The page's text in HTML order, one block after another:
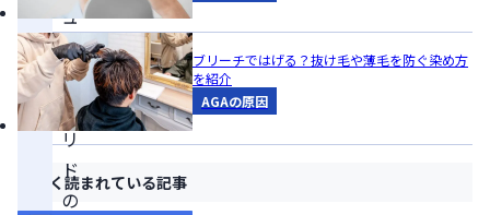
ュ
タ
ス
テ
リ
ド
の
ブリーチではげる？抜け毛や薄毛を防ぐ染め方
を紹介
AGAの原因
よく読まれている記事